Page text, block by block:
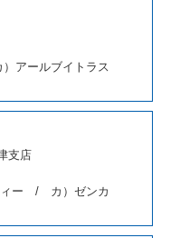
条件でレンタカー提
ものとします。な
予約された車種クラ
、予約した車種クラ
約された車種クラス
ーの貸渡しの申入れ
できるものとしま
ることができない原
るときには第４条第
い、当社は受領済の
ます。
アールブイトラス
支店
ィー / カ）ゼンカ